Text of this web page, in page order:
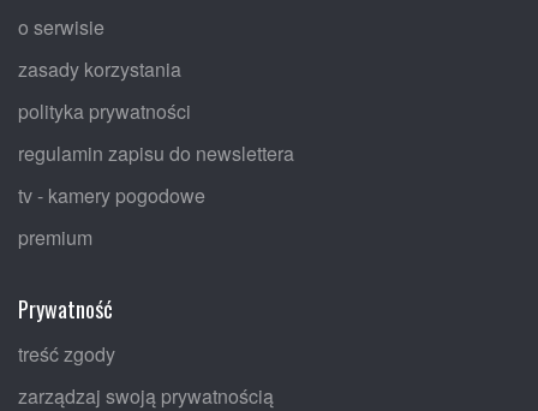
o serwisie
zasady korzystania
polityka prywatności
regulamin zapisu do newslettera
tv - kamery pogodowe
premium
Prywatność
treść zgody
zarządzaj swoją prywatnością